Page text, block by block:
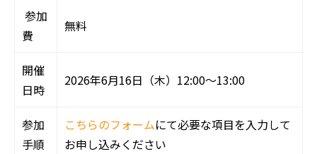
参加
費
無料
開催
日時
2026年6月16日（木）12:00〜13:00
参加
手順
こちらのフォームにて必要な項目を入力して
お申し込みください